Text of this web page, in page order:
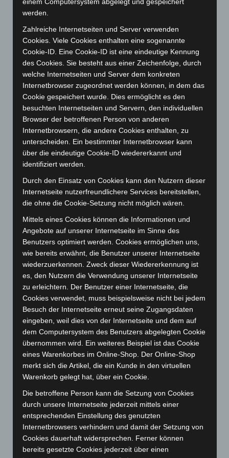
Juli 2025(90)
Juni 2025
Mai 2025(112)
April 2025(88)
März 2025(111)
Februar 2025(96)
Januar 2025(88)
Dezember 2024(89)
November 2024(94)
Oktober 2024(93)
September 2024(112)
Juli 2024(89)
Juni 2024(107)
Mai 2024(149)
April 2024(102)
März 2024(103)
Februar 2024(103)
Januar 2024(111)
Dezember 2023
(130)
November 2023(130)
Oktober 2023(114)
September 2023
(133)
August 2023(134)
Juli 2023(118)
Mai 2023
April 2023(155)
März 2023(174)
Februar 2023(154)
einem Computersystem abgelegt und gespeichert
werden.
Zahlreiche Internetseiten und Server verwenden
Cookies. Viele Cookies enthalten eine sogenannte
Cookie-ID. Eine Cookie-ID ist eine eindeutige Kennung
des Cookies. Sie besteht aus einer Zeichenfolge, durch
welche Internetseiten und Server dem konkreten
Internetbrowser zugeordnet werden können, in dem das
Cookie gespeichert wurde. Dies ermöglicht es den
besuchten Internetseiten und Servern, den individuellen
Browser der betroffenen Person von anderen
Internetbrowsern, die andere Cookies enthalten, zu
unterscheiden. Ein bestimmter Internetbrowser kann
über die eindeutige Cookie-ID wiedererkannt und
identifiziert werden.
Durch den Einsatz von Cookies kann den Nutzern dieser
Internetseite nutzerfreundlichere Services bereitstellen,
die ohne die Cookie-Setzung nicht möglich wären.
Mittels eines Cookies können die Informationen und
Angebote auf unserer Internetseite im Sinne des
Benutzers optimiert werden. Cookies ermöglichen uns,
wie bereits erwähnt, die Benutzer unserer Internetseite
wiederzuerkennen. Zweck dieser Wiedererkennung ist
es, den Nutzern die Verwendung unserer Internetseite
zu erleichtern. Der Benutzer einer Internetseite, die
Cookies verwendet, muss beispielsweise nicht bei jedem
Besuch der Internetseite erneut seine Zugangsdaten
eingeben, weil dies von der Internetseite und dem auf
dem Computersystem des Benutzers abgelegten Cookie
übernommen wird. Ein weiteres Beispiel ist das Cookie
eines Warenkorbes im Online-Shop. Der Online-Shop
merkt sich die Artikel, die ein Kunde in den virtuellen
Warenkorb gelegt hat, über ein Cookie.
Die betroffene Person kann die Setzung von Cookies
durch unsere Internetseite jederzeit mittels einer
entsprechenden Einstellung des genutzten
Internetbrowsers verhindern und damit der Setzung von
Cookies dauerhaft widersprechen. Ferner können
bereits gesetzte Cookies jederzeit über einen